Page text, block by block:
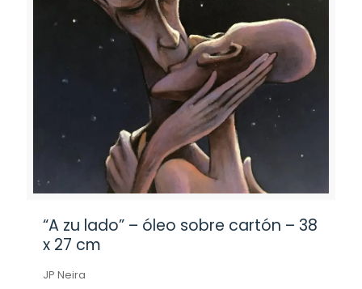
“A zu lado” – óleo sobre cartón – 38
x 27 cm
JP Neira